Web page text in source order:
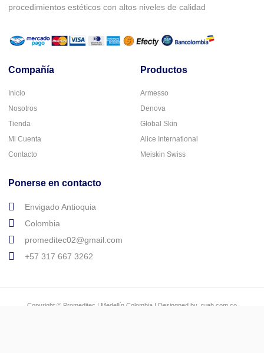
procedimientos estéticos con altos niveles de calidad
Compañía
Inicio
Nosotros
Tienda
Mi Cuenta
Contacto
Productos
Armesso
Denova
Global Skin
Alice International
Meiskin Swiss
Ponerse en contacto
Envigado Antioquia
Colombia
promeditec02@gmail.com
+57 317 667 3262
Copyright © Promeditec | Medellín Colombia | Desingned by ruah.com.co